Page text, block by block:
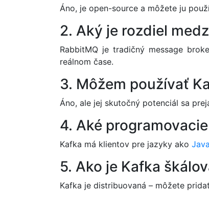
Áno, je open-source a môžete ju
2. Aký je rozdiel
RabbitMQ je tradičný message
reálnom čase.
3. Môžem používať
Áno, ale jej skutočný potenciál sa
4. Aké
Kafka má klientov pre jazyky ako Java
5. Ako je Kafka
Kafka je distribuovaná – môžete